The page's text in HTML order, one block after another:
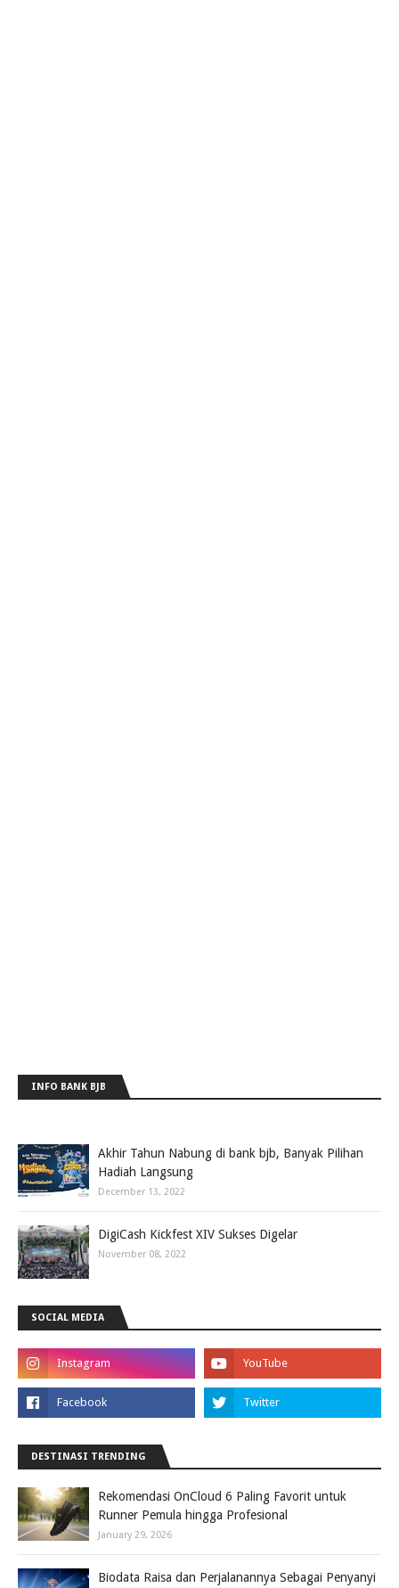
INFO BANK BJB
Akhir Tahun Nabung di bank bjb, Banyak Pilihan
Hadiah Langsung
December 13, 2022
DigiCash Kickfest XIV Sukses Digelar
November 08, 2022
SOCIAL MEDIA
DESTINASI TRENDING
Rekomendasi OnCloud 6 Paling Favorit untuk
Runner Pemula hingga Profesional
January 29, 2026
Biodata Raisa dan Perjalanannya Sebagai Penyanyi